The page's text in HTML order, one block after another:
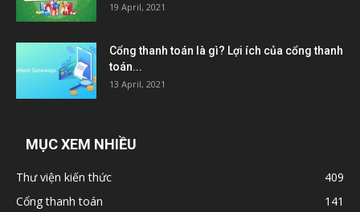
19 April, 2021
Cổng thanh toán là gì? Lợi ích của cổng thanh
toán...
13 April, 2021
MỤC XEM NHIỀU
Thư viện kiến thức
409
Cổng thanh toán
141